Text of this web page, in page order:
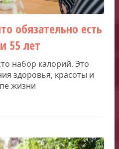
обязательно есть
55 лет
набор калорий. Это
здоровья, красоты и
жизни